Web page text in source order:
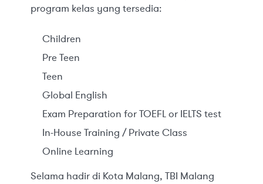
program kelas yang tersedia:
Children
Pre Teen
Teen
Global English
Exam Preparation for TOEFL or IELTS test
In-House Training / Private Class
Online Learning
Selama hadir di Kota Malang, TBI Malang